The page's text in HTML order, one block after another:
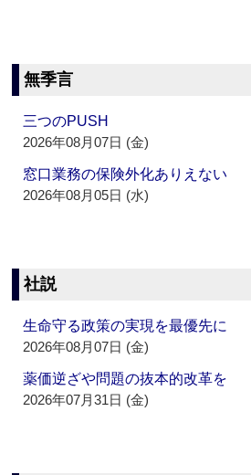
無季言
三つのPUSH
2026年08月07日 (金)
窓口業務の保険外化ありえない
2026年08月05日 (水)
社説
生命守る政策の実現を最優先に
2026年08月07日 (金)
薬価逆ざや問題の抜本的改革を
2026年07月31日 (金)